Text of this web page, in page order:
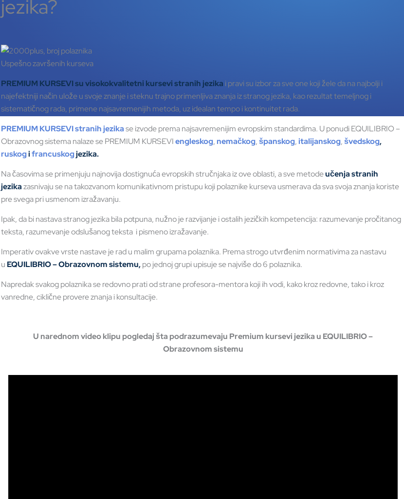
jezika?
Uspešno završenih kurseva
PREMIUM KURSEVI su visokokvalitetni kursevistranih jezika i pravi su izbor za sve one koji žele da na najbolji i
najefektniji način ulože u svoje znanje i steknu trajno primenljiva znanja iz stranog jezika, kao rezultat temeljnog i
sistematičnog rada, primene najsavremenijih metoda, uz idealan tempo i kontinuitet rada.
PREMIUM KURSEVI stranih jezikase izvode prema najsavremenijim evropskim standardima. U ponudi EQUILIBRIO –
Obrazovnog sistema nalaze se PREMIUM KURSEVIengleskog,nemačkog,španskog,italijanskog,švedskog,
ruskogifrancuskogjezika.
Na časovima se primenjuju najnovija dostignuća evropskih stručnjaka iz ove oblasti, a sve metodeučenja stranih
jezikazasnivaju se na takozvanom komunikativnom pristupu koji polaznike kurseva usmerava da sva svoja znanja koriste
pre svega pri usmenom izražavanju.
Ipak, da bi nastava stranog jezika bila potpuna, nužno je razvijanje i ostalih jezičkih kompetencija: razumevanje pročitanog
teksta, razumevanje odslušanog teksta i pismeno izražavanje.
Imperativ ovakve vrste nastave je rad u malim grupama polaznika. Prema strogo utvrđenim normativima za nastavu
u EQUILIBRIO – Obrazovnom sistemu,po jednoj grupi upisuje se najviše do 6 polaznika.
Napredak svakog polaznika se redovno prati od strane profesora-mentora koji ih vodi, kako kroz redovne, tako i kroz
vanredne, ciklične provere znanja i konsultacije.
U narednom video klipu pogledaj šta podrazumevaju Premium kursevi jezika u EQUILIBRIO –
Obrazovnom sistemu